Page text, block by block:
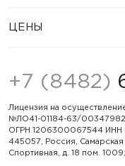
ЦЕНЫ
+7 (8482)
Лицензия на
№ЛО41-01184-63/00347982
ОГРН 1206300067544 ИНН
445057, Россия, Самарская
Спортивная, д. 18 пом. 1009;